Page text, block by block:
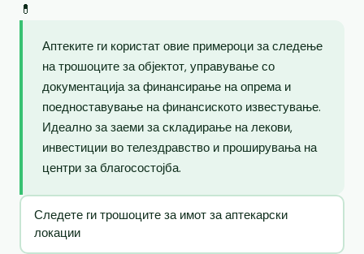
💊
Аптеките ги користат овие примероци за следење
на трошоците за објектот, управување со
документација за финансирање на опрема и
поедноставување на финансиското известување.
Идеално за заеми за складирање на лекови,
инвестиции во телездравство и проширувања на
центри за благосостојба.
Следете ги трошоците за имот за аптекарски
локации